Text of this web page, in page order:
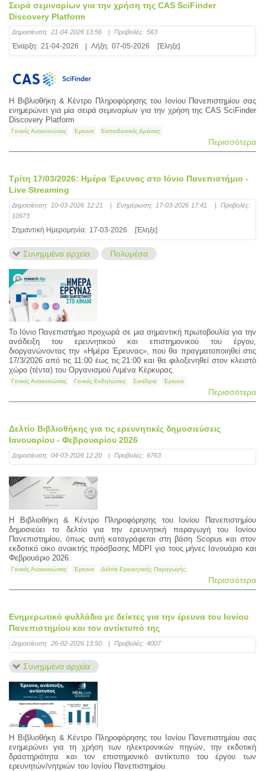
Σειρά σεμιναρίων για την χρήση της CAS SciFinder
Discovery Platform
Δημοσίευση: 21-04-2026 13:56 Προβολές: 563
Έναρξη: 21-04-2026 Λήξη: 07-05-2026 [Έληξε]
Η Βιβλιοθήκη & Κέντρο Πληροφόρησης του Ιονίου Πανεπιστημίου σας
ενημερώνει για μία σειρά σεμιναρίων για την χρήση της CAS SciFinder
Discovery Platform
Γενικές Ανακοινώσεις Έρευνα Εκπαιδευτικές Δράσεις
Περισσότερα
Τρίτη 17/03/2026: Ημέρα Έρευνας στο Ιόνιο Πανεπιστήμιο -
Live Streaming
Δημοσίευση: 10-03-2026 12:21 | Ενημέρωση: 17-03-2026 17:41 |
Προβολές:
10973
Σημαντική Ημερομηνία: 17-03-2026 [Έληξε]
Συνημμένα αρχεία Πολυμέσα
Το Ιόνιο Πανεπιστήμιο προχωρά σε μια σημαντική πρωτοβουλία για την
ανάδειξη του ερευνητικού και επιστημονικού του έργου,
διοργανώνοντας την «Ημέρα Έρευνας», που θα πραγματοποιηθεί στις
17/3/2026 από τις 11:00 έως τις 21:00 και θα φιλοξενηθεί στον κλειστό
χώρο (τέντα) του Οργανισμού Λιμένα Κέρκυρας.
Γενικές Ανακοινώσεις Γενικές Εκδηλώσεις Συνέδρια Έρευνα
Περισσότερα
Δελτίο Βιβλιοθήκης για τις ερευνητικές δημοσιεύσεις
Ιανουαρίου - Φεβρουαρίου 2026
Δημοσίευση: 04-03-2026 12:20 | Προβολές: 6763
Η Βιβλιοθήκη & Κέντρο Πληροφόρησης του Ιονίου Πανεπιστημίου
δημοσιεύει το δελτίο για την ερευνητική παραγωγή του Ιονίου
Πανεπιστημίου, όπως αυτή καταγράφεται στη βάση Scopus και στον
εκδοτικό οίκο ανοικτής πρόσβασης MDPI για τους μήνες Ιανουάριο και
Φεβρουάριο 2026.
Γενικές Ανακοινώσεις Έρευνα Δελτία Ερευνητικής Παραγωγής
Περισσότερα
Ενημερωτικό φυλλάδιο με δείκτες για την έρευνα του Ιονίου
Πανεπιστημίου και τον αντίκτυπό της
Δημοσίευση: 26-02-2026 13:50 | Προβολές: 4007
Συνημμένα αρχεία
Η Βιβλιοθήκη & Κέντρο Πληροφόρησης του Ιονίου Πανεπιστημίου σας
ενημερώνει για τη χρήση των ηλεκτρονικών πηγών, την εκδοτική
δραστηριότητα και τον επιστημονικό αντίκτυπο του έργου των
ερευνητών/νητριών του Ιονίου Πανεπιστημίου.